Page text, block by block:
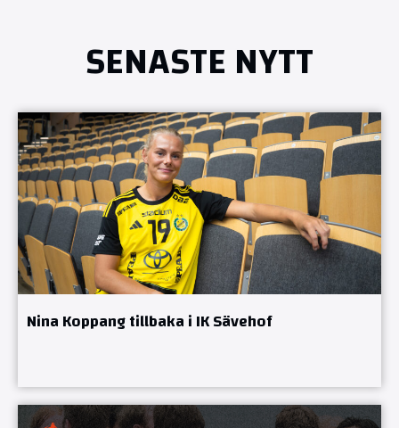
SENASTE NYTT
Nina Koppang tillbaka i IK Sävehof